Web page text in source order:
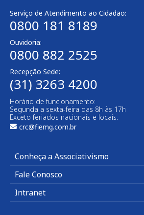
Serviço de Atendimento ao Cidadão:
0800 181 8189
Ouvidoria:
0800 882 2525
Recepção Sede:
(31) 3263 4200
Horário de funcionamento:
Segunda a sexta-feira das 8h às 17h
Exceto feriados nacionais e locais.
crc@fiemg.com.br
Conheça a Associativismo
Fale Conosco
Intranet